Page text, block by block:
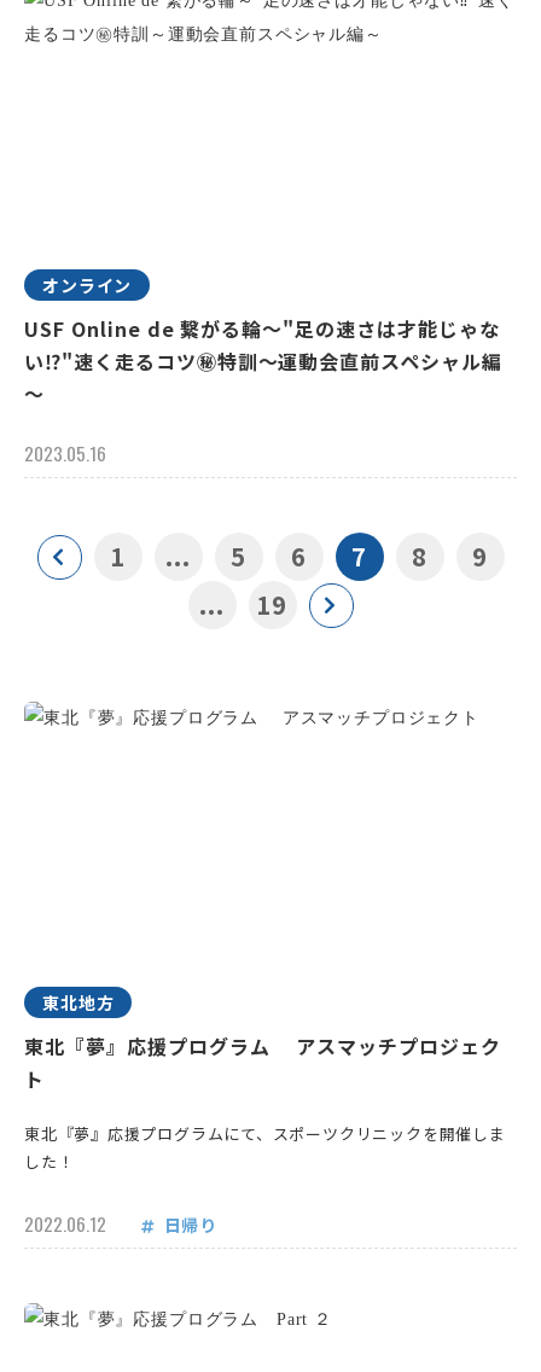
オンライン
USF Online de 繋がる輪～"足の速さは才能じゃな
い⁉"速く走るコツ㊙特訓～運動会直前スペシャル編
～
2023.05.16
1 ... 5 6 7 8
9
...
19
東北地方
東北『夢』応援プログラム アスマッチプロジェク
ト
東北『夢』応援プログラムにて、スポーツクリニックを開催しま
した！
2022.06.12 日帰り